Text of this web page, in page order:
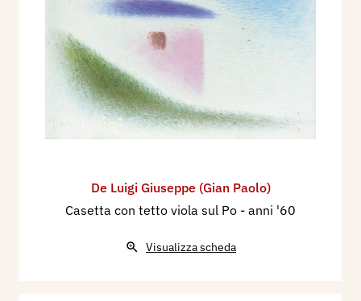
De Luigi Giuseppe (Gian Paolo)
Casetta con tetto viola sul Po - anni '60
Visualizza scheda